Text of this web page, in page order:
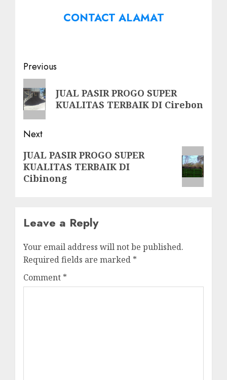
CONTACT ALAMAT
Post
navigation
Previous
Previous
post:
JUAL PASIR PROGO SUPER
KUALITAS TERBAIK DI Cirebon
Next
Next
post:
JUAL PASIR PROGO SUPER
KUALITAS TERBAIK DI
Cibinong
Leave a Reply
Your email address will not be published.
Required fields are marked *
Comment *